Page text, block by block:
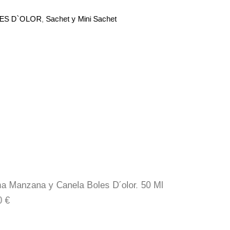
D`OLOR Sachet y Mini Sachet
Manzana y Canela Boles D´olor. 50 Ml
€